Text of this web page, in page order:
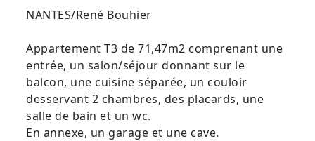
NANTES/René Bouhier
Appartement T3 de 71,47m2 comprenant une
entrée, un salon/séjour donnant sur le
balcon, une cuisine séparée, un couloir
desservant 2 chambres, des placards, une
salle de bain et un wc.
En annexe, un garage et une cave.